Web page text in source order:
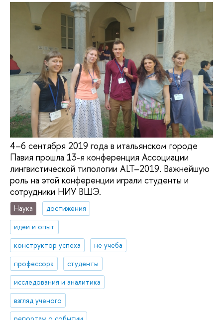
4–6 сентября 2019 года в итальянском городе
Павия прошла 13-я конференция Ассоциации
лингвистической типологии ALT–2019. Важнейшую
роль на этой конференции играли студенты и
сотрудники НИУ ВШЭ.
Наука
достижения
идеи и опыт
конструктор успеха
не учеба
профессора
студенты
исследования и аналитика
взгляд ученого